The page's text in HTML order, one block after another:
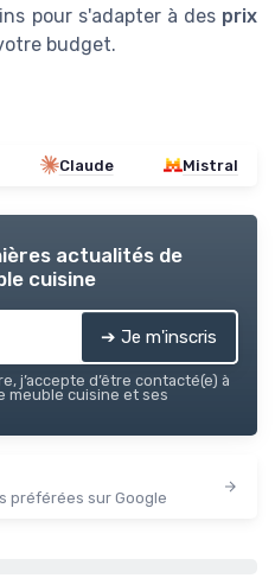
pour s'adapter à des prix
budget.
Claude Mistral
actualités de
cuisine
➔ Je m'inscris
j’accepte d’être contacté(e) à
meuble cuisine et ses
préférées sur Google